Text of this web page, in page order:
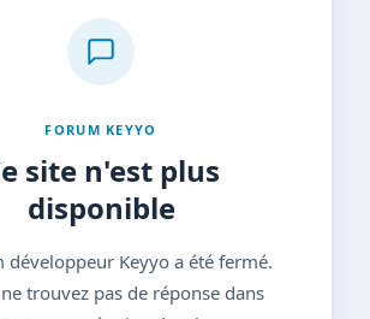
FORUM KEYYO
site n'est plus
disponible
développeur Keyyo a été fermé.
trouvez pas de réponse dans